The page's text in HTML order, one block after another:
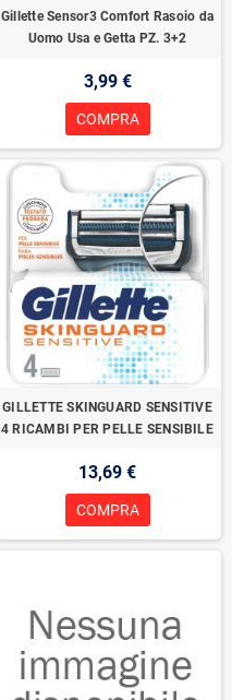
Gillette Sensor3 Comfort Rasoio da
Uomo Usa e Getta PZ. 3+2
3,99 €
COMPRA
GILLETTE SKINGUARD SENSITIVE
4 RICAMBI PER PELLE SENSIBILE
13,69 €
COMPRA